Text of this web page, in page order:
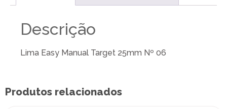
Descrição
Lima Easy Manual Target 25mm Nº 06
Produtos relacionados